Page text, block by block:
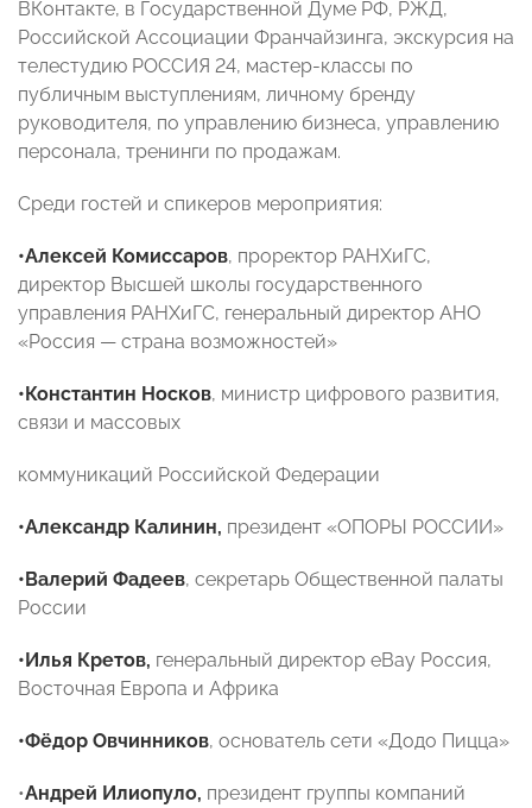
ВКонтакте, в Государственной Думе РФ, РЖД,
Российской Ассоциации Франчайзинга, экскурсия на
телестудию РОССИЯ 24, мастер-классы по
публичным выступлениям, личному бренду
руководителя, по управлению бизнеса, управлению
персонала, тренинги по продажам.
Среди гостей и спикеров мероприятия:
•Алексей Комиссаров, проректор РАНХиГС,
директор Высшей школы государственного
управления РАНХиГС, генеральный директор АНО
«Россия — страна возможностей»
•Константин Носков, министр цифрового развития,
связи и массовых
коммуникаций Российской Федерации
•Александр Калинин, президент «ОПОРЫ РОССИИ»
•Валерий Фадеев, секретарь Общественной палаты
России
•Илья Кретов, генеральный директор eBay Россия,
Восточная Европа и Африка
•Фёдор Овчинников, основатель сети «Додо Пицца»
•Андрей Илиопуло, президент группы компаний